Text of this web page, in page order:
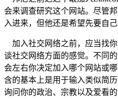
会来调查研究这个网站。尽管
入进来，但他还是希望先要自己
加入社交网络之前，应当找
谈社交网络方面的感觉。不同
会左右你决定加入哪个网站或
含的基本上是用于输入类似简
询问你的政治、宗教以及爱看